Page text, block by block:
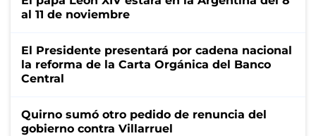
al 11 de noviembre
El Presidente presentará por cadena nacional
la reforma de la Carta Orgánica del Banco
Central
Quirno sumó otro pedido de renuncia del
gobierno contra Villarruel